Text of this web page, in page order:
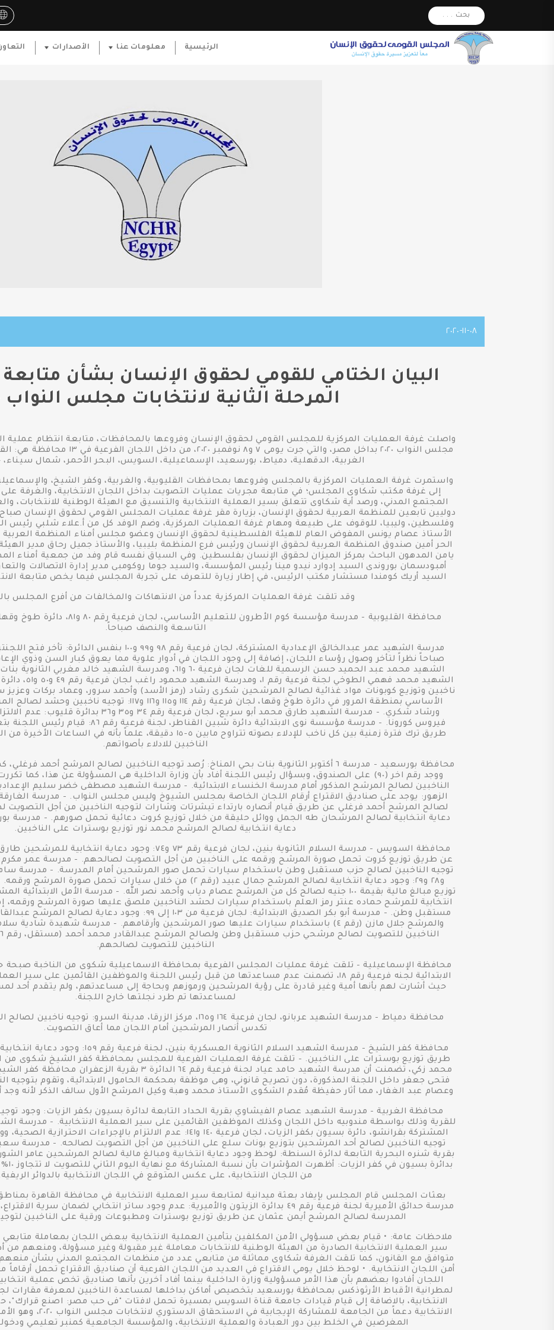
بحث . . .
الرئيسية معلومات عنا الأصدارات
٠٨-١١-٢٠٢٠
البيان الختامي للقومي لحقوق الإنسان بشأن متابعة
المرحلة الثانية لانتخابات مجلس النواب ٢٠٢٠
واصلت غرفة العمليات المركزية للمجلس القومي لحقوق الإنسان وفروعها بالمحافظات، متابعة انتظام عملية
مجلس النواب ٢٠٢٠ بداخل مصر، والتي جرت
الغربية، الدقهلية، دمياط، بورسعيد، الإسماعيلية، السويس، البحر الأحمر، شمال
واستمرت غرفة العمليات المركزية بالمجلس وفروعها بمحافظات القليوبية، والغربية، وكفر الشيخ،
إلى غرفة مكتب شكاوى المجلس؛ في متابعة مجريات عمليات التصويت بداخل اللجان الانتخابية، والغرفة
المجتمع المدني، ورصد أية شكاوى تتعلق بسير العملية الانتخابية والتنسيق مع الهيئة الوطنية للانتخابات،
دوليين تابعين للمنظمة العربية لحقوق الإنسان، بزيارة مقر غرفة عمليات المجلس القومي لحقوق الإنسان
وفلسطين، وليبيا، للوقوف على طبيعة ومهام غرفة العمليات المركزية، وضم الوفد كل من أ.علاء شلبي رئيس
الأستاذ عصام يونس المفوض العام للهيئة الفلسطينية لحقوق الإنسان وعضو مجلس أمناء المنظمة العربية
الحر أمين صندوق المنظمة العربية لحقوق الإنسان ورئيس فرع المنظمة بليبيا، والأستاذ جميل رحاق مدير
يامن المدهون الباحث بمركز الميزان لحقوق الإنسان بفلسطين. وفي السياق نفسه قام وفد من جمعية أمناء
أمبودسمان بوروندى السيد إدوارد نيدو مينا رئيس المؤسسة، والسيد جوما روكومبى مدير إدارة الاتصالات
السيد أريك كومندا مستشار مكتب الرئيس، في إطار زيارة للتعرف على تجربة المجلس فيما يخص متابعة
وقد تلقت غرفة العمليات المركزية عدداً من الانتهاكات والمخالفات من أفرع المجلس
محافظة القليوبية - مدرسة مؤسسة كوم
التاسعة والنصف صباحاً.
مدرسة الشهيد عمر عبدالخالق الإعدادية المشتركة، لجان فرعية
صباحاً نظراً لتأخر وصول رؤساء اللجان، إضافة إلى وجود اللجان في أدوار علوية مما يعوق كبار السن وذوي
الشهيد محمد فهمي
ناخبين وتوزيع كوبونات مواد غذائية لصالح المرشحين شكرى رشاد (رمز الأسد) وأحمد سرور، وعماد بركات
الأساسي بمنطقة المرور في دائرة طوخ وقها، لجان فرعية رقم ١١٤
ورشاد شكري. - مدرسة الشهيد طارق محمد أبو سريع، لجان
فيروس كورونا. - مدرسة مؤسسة نوى الابتدائية دائرة
طريق ترك فترة زمنية بين كل ناخب للإدلاء بصوته تتراوح مابين ٥-١٥ دقيقة، علماً
الناخبين للادلاء بأصواتهم.
ووجد رقم اخر (٩٠) على الصندوق، وبسؤال رئيس اللجنة أفاد بأن وزارة الداخلية هى المسؤولة عن هذا،
الزهور: يوجد على صناديق الاقتراع أرقام اللجان الخاصة بمجلس الشيوخ وليس مجلس النواب. - مدرسة الغارقة
لصالح المرشح أحمد فرغلي عن طريق قيام أنصاره بارتداء تيشرتات وشارات لتوجيه الناخبين من أجل
دعاية انتخابية لصالح المرشحان طه الجمل ووائل حليقة من خلال توزيع كروت دعائية تحمل صورهم. - مدرسة
دعاية انتخابية لصالح المرشح محمد نور توزيع بوسترات على الناخبين.
و٢٨ و٢٩: وجود دعاية انتخابية لصالح المرشح جمال عبيد (رقم ٢) من خلال سيارات
انتخابية للمرشح حماده عنتر رمز العلم باستخدام سيارات لحشد الناخبين ملصق عليها صورة المرشح
الناخبين للتصويت لصالحهم.
محافظة الإسماعيلية - تلقت غرفة عمليات المجلس الفرعية بمحافظة الاسماعيلية شكوى من الناخبة
الابتدائية لجنه فرعية رقم ١٨، تضمنت عدم مساعدتها من قبل رئيس اللجنة والموظفين القائمين على
حيث أشارت لهم بأنها أمية وغير قادرة على رؤية المرشحين ورموزهم وبحاجة إلى مساعدتهم، ولم يتقدم أحد
لمساعدتها تم طرد نجلتها خارج اللجنة.
محافظة دمياط - مدرسة الشهيد عربانو، لجان فرعية ١٦٤ و١٦٥، مركز الزرقا، مدينة
تكدس أنصار المرشحين أمام اللجان مما أعاق التصويت.
محافظة كفر الشيخ - مدرسة الشهيد السلام الثانوية
طريق توزيع بوسترات على الناخبين. - تلقت غرفة العمليات الفرعية للمجلس بمحافظة كفر الشيخ شكوى
محمد زكي، تضمنت أن مدرسة الشهيد حامد عياد لجنة فرعية رقم ٦٤
فتحى جعفر داخل اللجنة المذكورة، دون تصريح قانوني، وهى موظفة بمحكمة الحامول الابتدائية، وتقوم
وعصام عبد الغفار، مما أثار حفيظة مُقدم الشكوى الأستاذ محمد وهبة وكيل المرشح الأول سالف الذكر لأنه
محافظة الغربية - مدرسة الشهيد عصام الفيشاوي بقرية الحداد التابعة لدائرة بسيون بكفر الزيات: وجود
للقرية وذلك بواسطة مندوبيه داخل اللجان وكذلك الموظفين القائمين على سير العملية الانتخابية. - مدرسة
المشتركة بقرانشو، دائرة بسيون بكفر الزيات، لجان فرعية ١٤٠ و١٤١: عدم الالتزام
توجيه الناخبين لصالح أحد المرشحين بتوزيع بونات سلع على الناخبين من أجل التصويت لصالحه. - مدرسة
بقرية شنره البحرية التابعة لدائرة السنطة: لوحظ وجود دعاية انتخابية ومبالغ مالية لصالح المرشحين عامر
بدائرة
من اللجان الانتخابية، على عكس المتوقع في اللجان الانتخابية بالدوائر الريفية.
بعثات المجلس قام المجلس بإيفاد بعثة ميدانية لمتابعة سير العملية الانتخابية في محافظة القاهرة
مدرسة حدائق الأميرية لجنة فرعية رقم ٤٩ بدائرة الزيتون والأميرية: عدم وجود ساتر انتخابي لضمان
المدرسة لصالح المرشح أيمن عثمان عن طريق توزيع بوسترات ومطبوعات ورقية على الناخبين
ملاحظات عامة: • قيام بعض مسؤولي الأمن المكلفين بتأمين العملية الانتخابية ببعض اللجان بمعاملة
سير العملية الانتخابية الصادرة من الهيئة الوطنية للانتخابات معاملة غير مقبولة وغير مسؤولة، ومنعهم
متوافق مع القانون، كما تلقت الغرفة شكاوى مماثلة من متابعي عدد من منظمات المجتمع المدني بشأن منعهم
أمن اللجان الانتخابية. • لوحظ خلال يومي الاقتراع في العديد من اللجان الفرعية أن صناديق الاقتراع تحمل أرقاماً
اللجان أفادوا بعضهم بأن هذا الأمر مسؤولية وزارة الداخلية بينما أفاد آخرين بأنها صناديق تخص عملية
لمطرانية الأقباط الأرثوذكس بمحافظة بورسعيد بتخصيص أماكن بداخلها لمساعدة الناخبين لمعرفة مقارات
الانتخابية، بالاضافة إلى قيام قيادات جامعة قناة السويس بمسيرة تحمل لافتات "فى حب مصر: اصنع قرارك"،
الانتخابية دعماً من الجامعة
المغرضين في الخلط بين دور العبادة والعملية الانتخابية، والمؤسسة الجامعية كمنبر تعليمي